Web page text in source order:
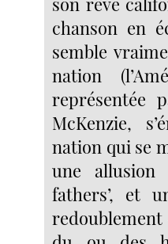
chanson en
semble
nation
représentée
McKenzie,
nation qui se
une allusion
fathers’, et